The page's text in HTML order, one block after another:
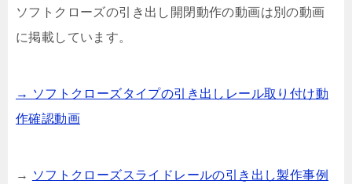
ソフトクローズの引き出し開閉動作の動画は別の動画
に掲載しています。
→ ソフトクローズタイプの引き出しレール取り付け動
作確認動画
→ ソフトクローズスライドレールの引き出し製作事例